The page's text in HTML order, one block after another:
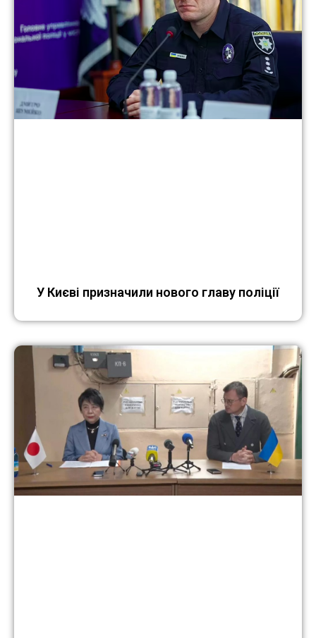
У Києві призначили нового главу поліції